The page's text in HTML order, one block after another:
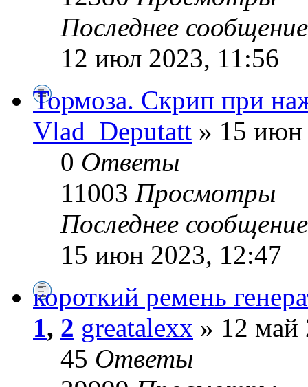
Последнее
12 июл 2023, 11:56
Тормоза. Скрип при
Vlad_Deputatt » 15 июн
0 Ответы
11003 Просмотры
Последнее
15 июн 2023, 12:47
короткий ремень
1, 2 greatalexx » 12 май
45 Ответы